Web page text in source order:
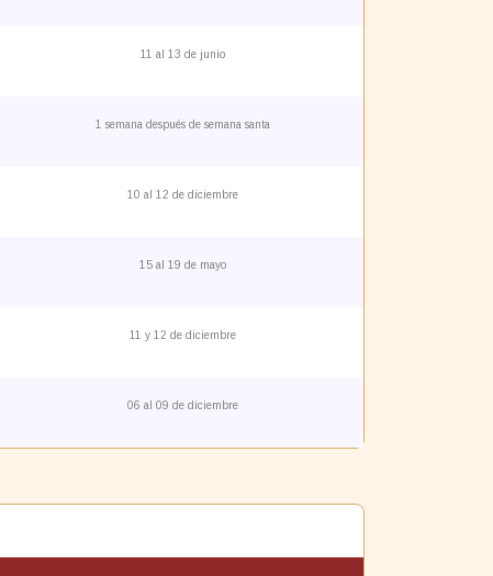
11 al 13 de junio
1 semana después de semana santa
10 al 12 de diciembre
15 al 19 de mayo
11 y 12 de diciembre
06 al 09 de diciembre